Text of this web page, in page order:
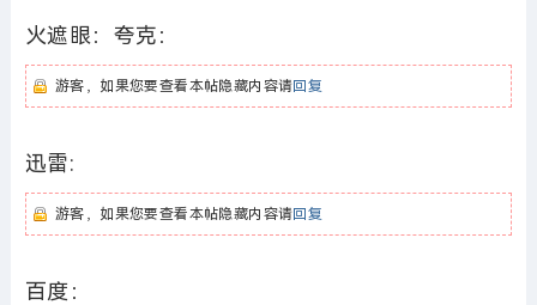
火遮眼：夸克：
游客，如果您要查看本帖隐藏内容请回复
迅雷:
游客，如果您要查看本帖隐藏内容请回复
百度：